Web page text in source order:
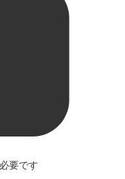
要です